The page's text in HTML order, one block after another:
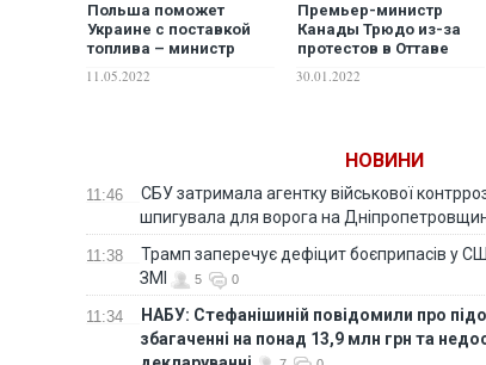
Польша поможет
Украине с поставкой
топлива – министр
экономики
11.05.2022
Премьер-министр
Канады Трюдо из-за
протестов в Оттаве
вместе с семьей
покинул столичную
30.01.2022
НОВИНИ
11:46
СБУ затримала агентку військової
шпигувала для ворога на
11:38
Трамп заперечує дефіцит боєприпасів у
ЗМІ
5 0
11:34
НАБУ: Стефанішиній повідомили про
збагаченні на понад 13,9 млн грн та